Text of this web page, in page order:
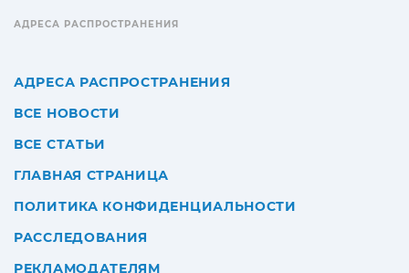
АДРЕСА РАСПРОСТРАНЕНИЯ
АДРЕСА РАСПРОСТРАНЕНИЯ
ВСЕ НОВОСТИ
ВСЕ СТАТЬИ
ГЛАВНАЯ СТРАНИЦА
ПОЛИТИКА КОНФИДЕНЦИАЛЬНОСТИ
РАССЛЕДОВАНИЯ
РЕКЛАМОДАТЕЛЯМ